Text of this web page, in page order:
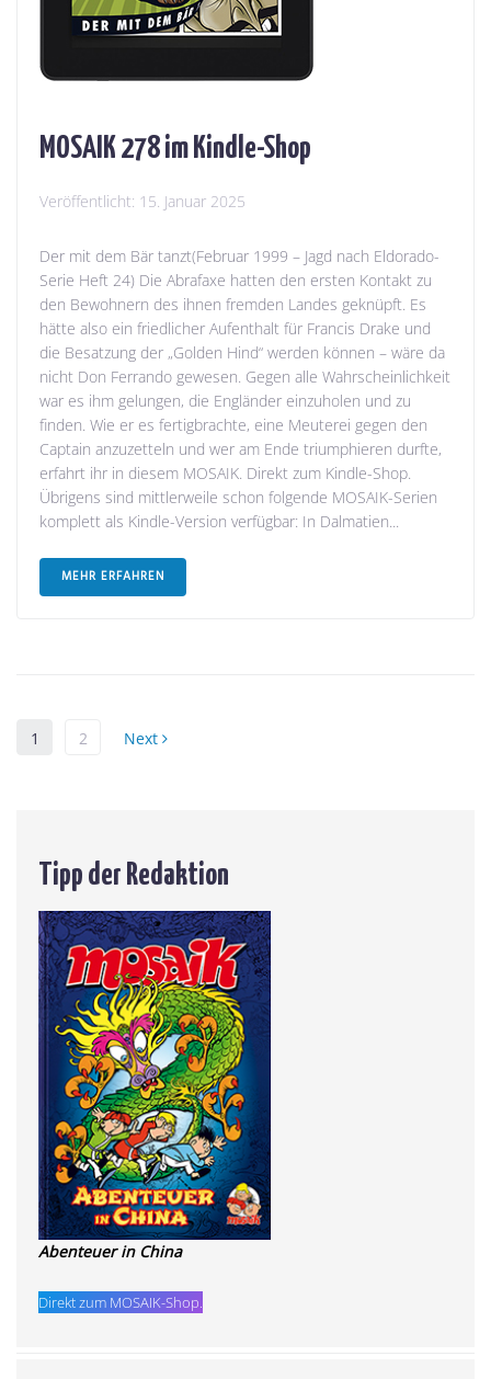
MOSAIK 278 im Kindle-Shop
Veröffentlicht: 15. Januar 2025
Der mit dem Bär tanzt(Februar 1999 – Jagd nach Eldorado-
Serie Heft 24) Die Abrafaxe hatten den ersten Kontakt zu
den Bewohnern des ihnen fremden Landes geknüpft. Es
hätte also ein friedlicher Aufenthalt für Francis Drake und
die Besatzung der „Golden Hind“ werden können – wäre da
nicht Don Ferrando gewesen. Gegen alle Wahrscheinlichkeit
war es ihm gelungen, die Engländer einzuholen und zu
finden. Wie er es fertigbrachte, eine Meuterei gegen den
Captain anzuzetteln und wer am Ende triumphieren durfte,
erfahrt ihr in diesem MOSAIK. Direkt zum Kindle-Shop.
Übrigens sind mittlerweile schon folgende MOSAIK-Serien
komplett als Kindle-Version verfügbar: In Dalmatien...
MEHR ERFAHREN
1 2 Next
Tipp der Redaktion
Abenteuer in China
Direkt zum MOSAIK-Shop.